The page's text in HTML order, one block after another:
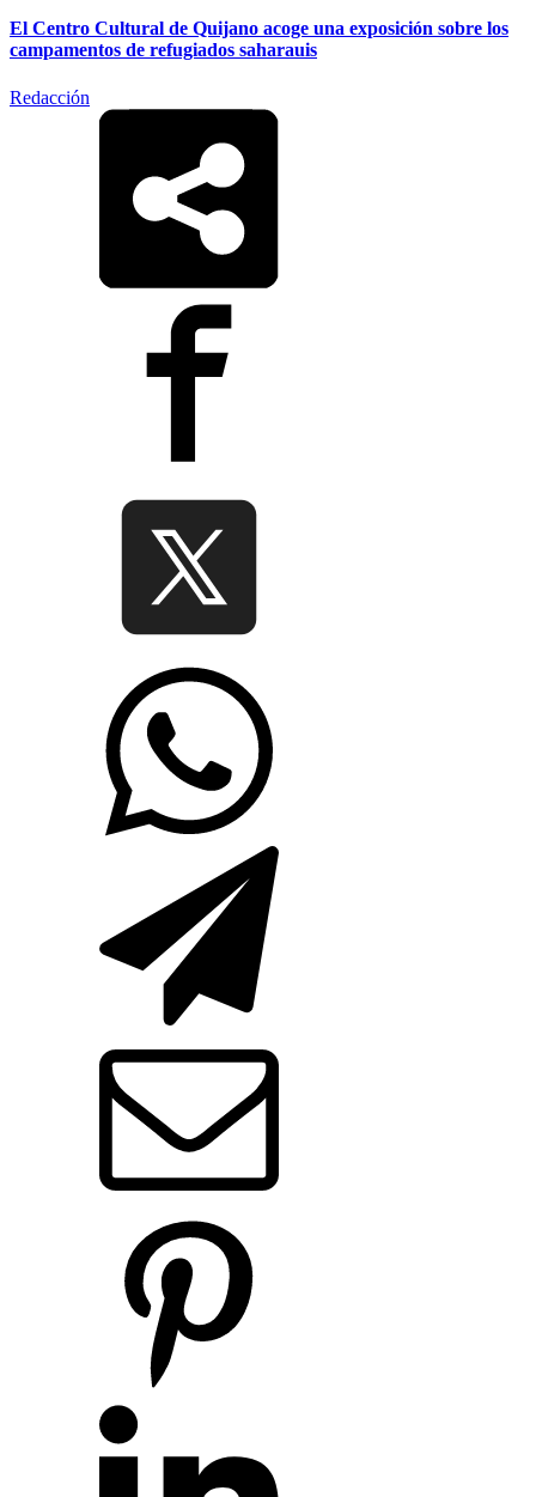
El Centro Cultural de Quijano acoge una exposición sobre los
campamentos de refugiados saharauis
Redacción